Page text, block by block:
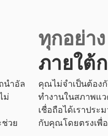
นำอัล
ม่
วย
ทุกอย่าง
ภายใต้
คุณไม่จำเป็นต้องกั
ทำงานในสภาพแ
เชื่อถือได้เราปร
กับคุณโดยตรงเพื่